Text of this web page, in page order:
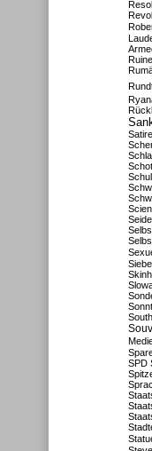
Satire
SPD